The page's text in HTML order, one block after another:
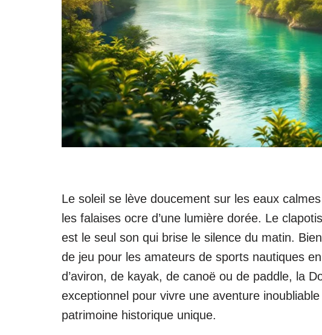
Le soleil se lève doucement sur les eaux
les falaises ocre d’une lumière dorée. Le
est le seul son qui brise le silence du matin.
de jeu pour les amateurs de sports nautiques
d’aviron, de kayak, de canoë ou de paddle, la
exceptionnel pour vivre une aventure
patrimoine historique unique.